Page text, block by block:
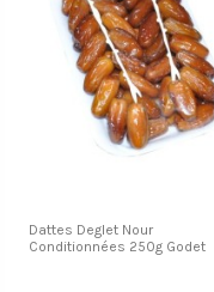
Dattes Deglet Nour
Conditionnées 250g Godet